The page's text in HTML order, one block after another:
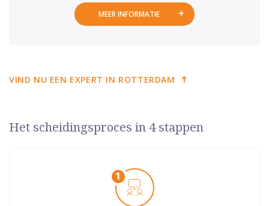
MEER INFORMATIE
VIND NU EEN EXPERT IN ROTTERDAM
Het scheidingsproces in 4 stappen